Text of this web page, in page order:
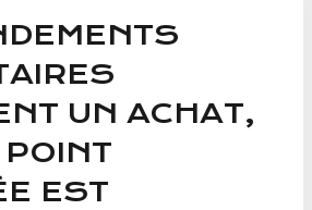
UN ACHAT,
EST